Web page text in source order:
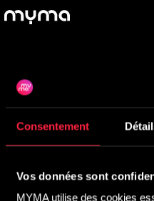
Consentement
Vos données sont
MYMA utilise des cookies